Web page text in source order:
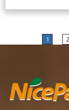
Хайнань,
передовой в
которая
питательность
1 2